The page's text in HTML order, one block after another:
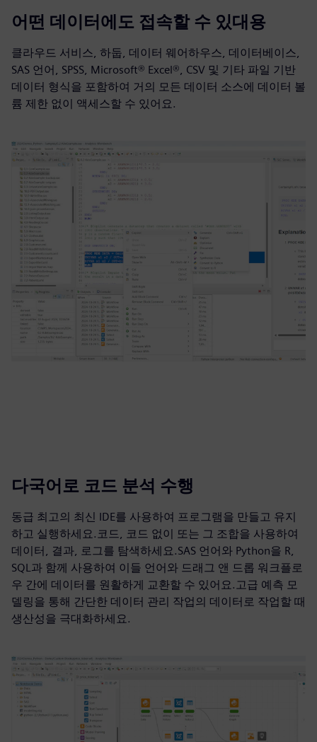
어떤 데이터에도 접속할 수 있대용
클라우드 서비스, 하둡, 데이터 웨어하우스, 데이터베이스,
SAS 언어, SPSS, Microsoft® Excel®, CSV 및 기타 파일 기반
데이터 형식을 포함하여 거의 모든 데이터 소스에 데이터 볼
륨 제한 없이 액세스할 수 있어요.
다국어로 코드 분석 수행
동급 최고의 최신 IDE를 사용하여 프로그램을 만들고 유지
하고 실행하세요.코드, 코드 없이 또는 그 조합을 사용하여
데이터, 결과, 로그를 탐색하세요.SAS 언어와 Python을 R,
SQL과 함께 사용하여 이들 언어와 드래그 앤 드롭 워크플로
우 간에 데이터를 원활하게 교환할 수 있어요.고급 예측 모
델링을 통해 간단한 데이터 관리 작업의 데이터로 작업할 때
생산성을 극대화하세요.